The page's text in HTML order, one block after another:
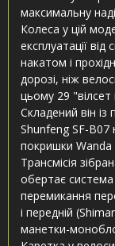
максимальну
Колеса у цій
експлуатації
накатом і
дорозі, ніж
цьому 29
Складений він із
Shunfeng SF-B07
покришки Wanda
Трансмісія
обертає
перемикання
і передній
манетки-